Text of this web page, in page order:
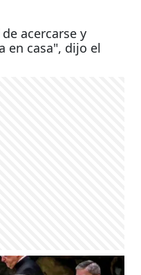
acercarse y
en casa", dijo el